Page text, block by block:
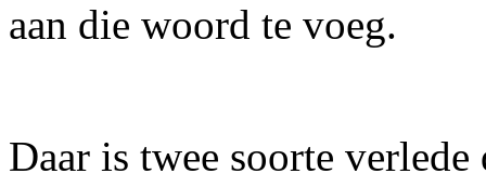
aan die woord te voeg.
Daar is twee soorte